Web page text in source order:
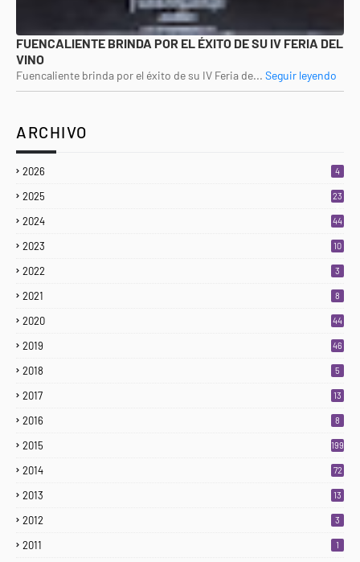
FUENCALIENTE BRINDA POR EL ÉXITO DE SU IV FERIA DEL
VINO
Fuencaliente brinda por el éxito de su IV Feria de... Seguir leyendo
ARCHIVO
2026 4
2025
23
2024 44
2023 10
2022 3
2021 8
2020 44
2019 46
2018 5
2017 13
2016 8
2015 199
2014 72
2013 13
2012 3
2011 1